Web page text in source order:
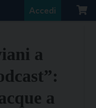
Accedi
a
a